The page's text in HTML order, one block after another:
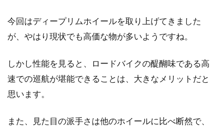
今回はディープリムホイールを取り上げてきました
が、やはり現状でも高価な物が多いようですね。
しかし性能を見ると、ロードバイクの醍醐味である高
速での巡航が堪能できることは、大きなメリットだと
思います。
また、見た目の派手さは他のホイールに比べ断然で、